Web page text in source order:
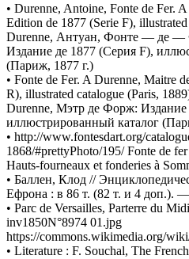
• Durenne, Antoine, Fonte de Fer.
Edition de 1877 (Serie F),
Durenne, Антуан, Фонте — де —
Издание де 1877 (Серия F),
(Париж, 1877 г.)
• Fonte de Fer. A Durenne, Maitre
R), illustrated catalogue (Paris,
Durenne, Мэтр де Форж: Издание
иллюстрированный каталог
• http://www.fontesdart.org/
1868/#prettyPhoto/195/ Fonte de
Hauts-fourneaux et fonderies à
• Баллен, Клод //
Ефрона : в 86 т. (82 т. и 4 доп.).
• Parc de Versailles, Parterre du
inv1850N°8974 01.jpg
https://commons.wikimedia.org/
• Literature : F. Souchal, The